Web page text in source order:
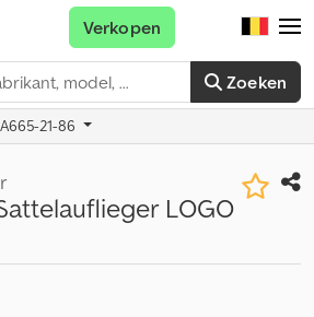
Zoeken
Verkopen
21-86
LOGO